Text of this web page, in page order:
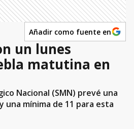
Añadir como fuente en
un lunes
matutina en
Nacional (SMN) prevé una
una mínima de 11 para esta